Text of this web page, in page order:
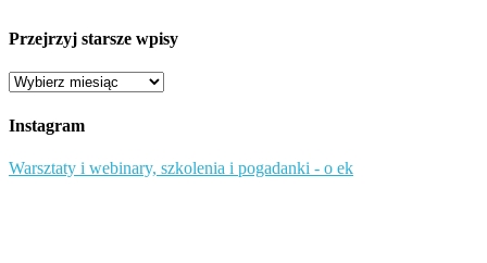
Przejrzyj starsze wpisy
Przejrzyj
wpisy
Instagram
Warsztaty i webinary, szkolenia i pogadanki - o ek